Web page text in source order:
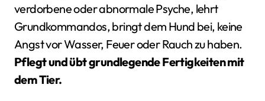
verdorbene oder abnormale Psyche, lehrt
Grundkommandos, bringt dem Hund bei, keine
Angst vor Wasser, Feuer oder Rauch zu haben.
Pflegt und übt grundlegende Fertigkeiten mit
dem Tier.